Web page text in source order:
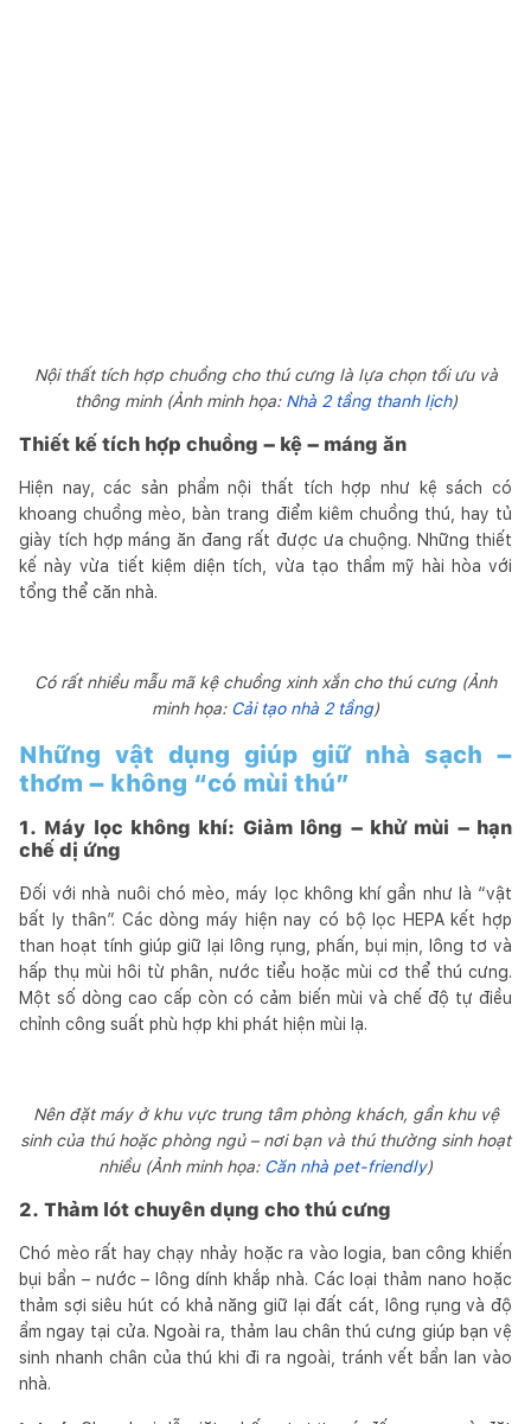
Nội thất tích hợp chuồng cho thú cưng là lựa chọn tối ưu và
thông minh (Ảnh minh họa: Nhà 2 tầng thanh lịch)
Thiết kế tích hợp chuồng – kệ – máng ăn
Hiện nay, các sản phẩm nội thất tích hợp như kệ sách có
khoang chuồng mèo, bàn trang điểm kiêm chuồng thú, hay tủ
giày tích hợp máng ăn đang rất được ưa chuộng. Những thiết
kế này vừa tiết kiệm diện tích, vừa tạo thẩm mỹ hài hòa với
tổng thể căn nhà.
Có rất nhiều mẫu mã kệ chuồng xinh xắn cho thú cưng (Ảnh
minh họa: Cải tạo nhà 2 tầng)
Những vật dụng giúp giữ nhà sạch –
thơm – không “có mùi thú”
1. Máy lọc không khí: Giảm lông – khử mùi – hạn
chế dị ứng
Đối với nhà nuôi chó mèo, máy lọc không khí gần như là “vật
bất ly thân”. Các dòng máy hiện nay có bộ lọc HEPA kết hợp
than hoạt tính giúp giữ lại lông rụng, phấn, bụi mịn, lông tơ và
hấp thụ mùi hôi từ phân, nước tiểu hoặc mùi cơ thể thú cưng.
Một số dòng cao cấp còn có cảm biến mùi và chế độ tự điều
chỉnh công suất phù hợp khi phát hiện mùi lạ.
Nên đặt máy ở khu vực trung tâm phòng khách, gần khu vệ
sinh của thú hoặc phòng ngủ – nơi bạn và thú thường sinh hoạt
nhiều (Ảnh minh họa: Căn nhà pet-friendly)
2. Thảm lót chuyên dụng cho thú cưng
Chó mèo rất hay chạy nhảy hoặc ra vào logia, ban công khiến
bụi bẩn – nước – lông dính khắp nhà. Các loại thảm nano hoặc
thảm sợi siêu hút có khả năng giữ lại đất cát, lông rụng và độ
ẩm ngay tại cửa. Ngoài ra, thảm lau chân thú cưng giúp bạn vệ
sinh nhanh chân của thú khi đi ra ngoài, tránh vết bẩn lan vào
nhà.